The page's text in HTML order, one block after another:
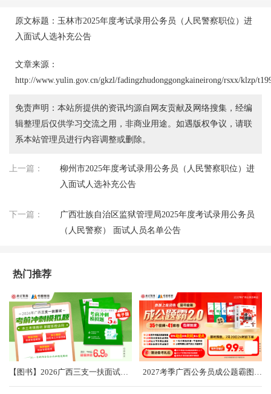
原文标题：玉林市2025年度考试录用公务员（人民警察职位）进
入面试人选补充公告
文章来源：
http://www.yulin.gov.cn/gkzl/fadingzhudonggongkaineirong/rsxx/klzp/
免责声明：本站所提供的资讯均源自网友贡献及网络搜集，经编
辑整理后仅供学习交流之用，非商业用途。如遇版权争议，请联
系本站管理员进行内容调整或删除。
上一篇：
柳州市2025年度考试录用公务员（人民警察职位）进
入面试人选补充公告
下一篇：
广西壮族自治区监狱管理局2025年度考试录用公务员
（人民警察） 面试人员名单公告
热门推荐
【图书】2026广西三支一扶面试考前冲刺卷（共5套）